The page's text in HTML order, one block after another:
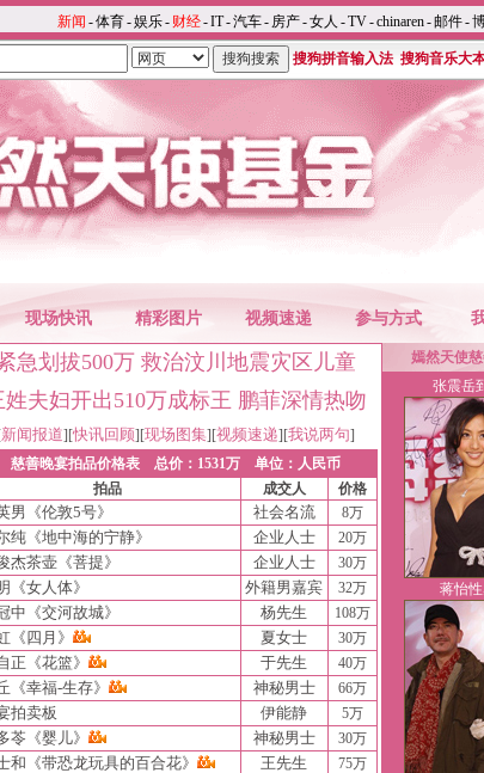
新闻 -体育-娱乐- 财经-IT-汽车- 房产-女人 -TV-chinaren-邮件-
搜狗拼音输入法 搜狗音乐大
现场快讯 精彩图片 视频速递 参与方式
急划拔500万 救治汶川地震灾区儿童
姓夫妇开出510万成标王 鹏菲深情热吻
[新闻报道][快讯回顾][现场图集][视频速递][我说两句]
慈善晚宴拍品价格表 总价：1531万 单位：人民币
拍品
成交人 价格
男《伦敦5号》 社会名流 8万
纯《地中海的宁静》 企业人士 20万
杰茶壶《菩提》 企业人士 30万
《女人体》 外籍男嘉宾 32万
中《交河故城》 杨先生 108万
《四月》 夏女士 30万
正《花篮》 于先生 40万
《幸福-生存》 神秘男士 66万
拍卖板 伊能静 5万
苓《婴儿》 神秘男士 30万
和《带恐龙玩具的百合花》 王先生 75万
嫣然天使
美女主播
张震岳
蒋怡
黄秋生